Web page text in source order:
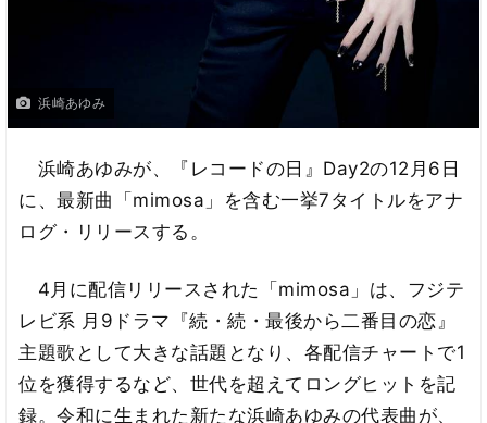
浜崎あゆみ
浜崎あゆみが、『レコードの日』Day2の12月6日
に、最新曲「mimosa」を含む一挙7タイトルをアナ
ログ・リリースする。
4月に配信リリースされた「mimosa」は、フジテ
レビ系 月9ドラマ『続・続・最後から二番目の恋』
主題歌として大きな話題となり、各配信チャートで1
位を獲得するなど、世代を超えてロングヒットを記
録。令和に生まれた新たな浜崎あゆみの代表曲が、